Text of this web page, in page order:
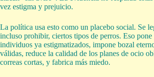
vez estigma y prejuicio.
La política usa esto como un placebo social. Se
incluso prohibir, ciertos tipos de perros. Eso pone
individuos ya estigmatizados, impone bozal
válidas, reduce la calidad de los planes de ocio
correas cortas, y fabrica más miedo.